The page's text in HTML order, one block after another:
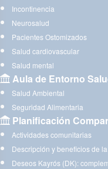
Incontinencia
Neurosalud
Pacientes Ostomizados
Salud cardiovascular
Salud mental
Aula de Entorno
Salud Ambiental
Seguridad Alimentaria
Planificación
Actividades comunitarias
Descripción y beneficios de
Deseos Kayrós (DK):